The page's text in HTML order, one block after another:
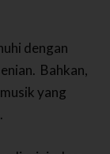
dengan
Bahkan,
yang